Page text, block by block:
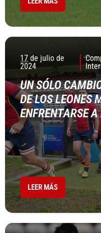
17 de julio de
2024
UN SÓLO
DE LOS LEONES
ENFRENTARSE
LEER MÁS